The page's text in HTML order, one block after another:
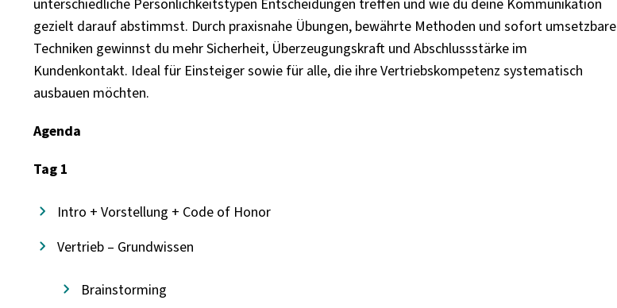
unterschiedliche Persönlichkeitstypen Entscheidungen treffen und wie du deine Kommunikation
gezielt darauf abstimmst. Durch praxisnahe Übungen, bewährte Methoden und sofort umsetzbare
Techniken gewinnst du mehr Sicherheit, Überzeugungskraft und Abschlussstärke im
Kundenkontakt. Ideal für Einsteiger sowie für alle, die ihre Vertriebskompetenz systematisch
ausbauen möchten.
Agenda
Tag 1
Intro + Vorstellung + Code of Honor
Vertrieb – Grundwissen
Brainstorming